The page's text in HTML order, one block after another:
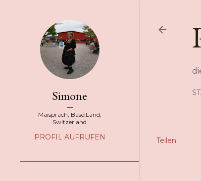
Teilen
Simone
Maisprach, BaselLand,
Switzerland
PROFIL AUFRUFEN